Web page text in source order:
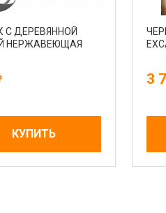
С ДЕРЕВЯННОЙ
НЕРЖАВЕЮЩАЯ
КУПИТЬ
3